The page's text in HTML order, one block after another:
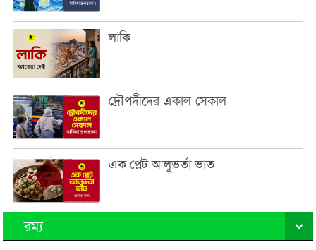
লাকি
দ্রৌপদীদের একাল-সেকাল
এক প্লেট আলুভর্তা ভাত
রম্য